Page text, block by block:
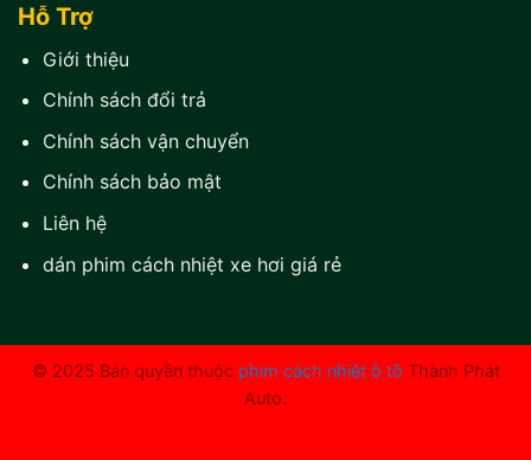
Hỗ Trợ
Giới thiệu
Chính sách đổi trả
Chính sách vận chuyển
Chính sách bảo mật
Liên hệ
dán phim cách nhiệt xe hơi giá rẻ
© 2025 Bản quyền thuộc phim cách nhiệt ô tô Thành Phát
Auto.